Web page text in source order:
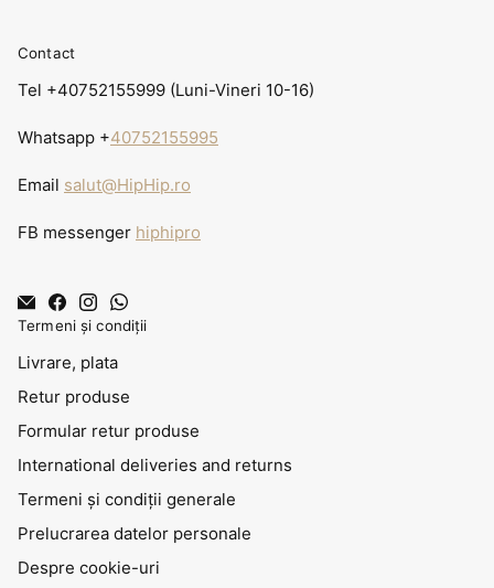
Contact
Tel +40752155999 (Luni-Vineri 10-16)
Whatsapp +40752155995
Email salut@HipHip.ro
FB messenger hiphipro
Termeni și condiții
Livrare, plata
Retur produse
Formular retur produse
International deliveries and returns
Termeni și condiții generale
Prelucrarea datelor personale
Despre cookie-uri